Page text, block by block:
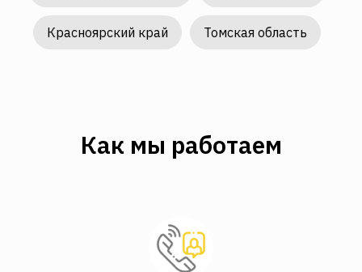
Красноярский край Томская область
Как мы работаем